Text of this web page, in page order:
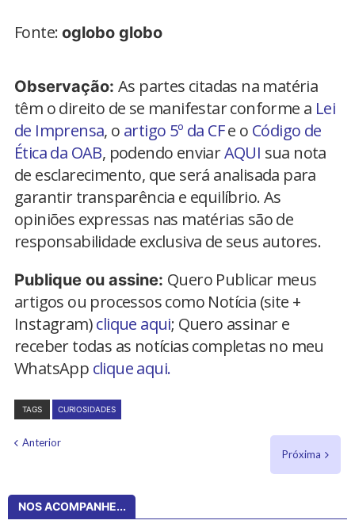
Fonte: oglobo globo
Observação: As partes citadas na matéria
têm o direito de se manifestar conforme a Lei
de Imprensa, o artigo 5º da CFe o Código de
Ética da OAB, podendo enviarAQUI sua nota
de esclarecimento, que será analisada para
garantir transparência e equilíbrio. As
opiniões expressas nas matérias são de
responsabilidade exclusiva de seus autores.
Publique ou assine: Quero Publicar meus
artigos ou processos como Notícia (site +
Instagram)clique aqui; Quero assinar e
receber todas as notícias completas no meu
WhatsApp clique aqui.
TAGS CURIOSIDADES
Anterior
Próxima
NOS ACOMPANHE...